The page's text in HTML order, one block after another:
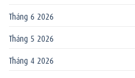
Tháng 6 2026
Tháng 5 2026
Tháng 4 2026